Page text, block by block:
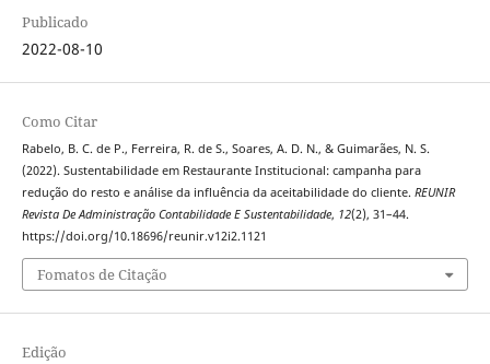
Publicado
2022-08-10
Como Citar
Rabelo, B. C. de P., Ferreira, R. de S., Soares, A. D. N., & Guimarães, N. S.
(2022). Sustentabilidade em Restaurante Institucional: campanha para
redução do resto e análise da influência da aceitabilidade do cliente. REUNIR
Revista De Administração Contabilidade E Sustentabilidade, 12(2), 31–44.
https://doi.org/10.18696/reunir.v12i2.1121
Fomatos de Citação
Edição